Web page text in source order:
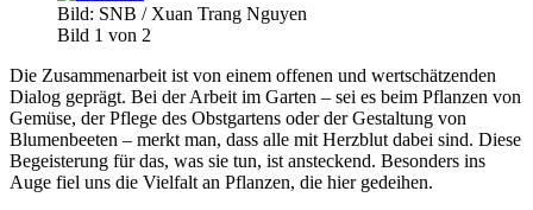
Bild: SNB / Xuan Trang Nguyen
Bild 1 von 2
Die Zusammenarbeit ist von einem offenen und wertschätzenden
Dialog geprägt. Bei der Arbeit im Garten – sei es beim Pflanzen von
Gemüse, der Pflege des Obstgartens oder der Gestaltung von
Blumenbeeten – merkt man, dass alle mit Herzblut dabei sind. Diese
Begeisterung für das, was sie tun, ist ansteckend. Besonders ins
Auge fiel uns die Vielfalt an Pflanzen, die hier gedeihen.